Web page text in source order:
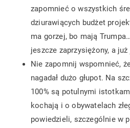
zapomnieć o wszystkich
dziurawiących budżet
ma gorzej, bo mają
jeszcze zaprzysiężony, a
Nie zapomnij wspomnieć,
nagadał dużo głupot. Na
100% są potulnymi
kochają i o obywatelach
powiedzieli, szczególnie w